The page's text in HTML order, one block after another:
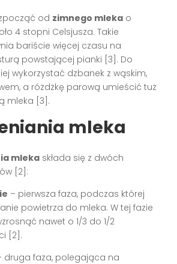
od zimnego mleka o
4 stopni Celsjusza. Takie
bariście więcej czasu na
powstającej pianki [3]. Do
wykorzystać dzbanek z wąskim,
a różdżkę parową umieścić tuż
mleka [3].
mleka
mleka składa się z dwóch
[2]:
– pierwsza faza, podczas której
powietrza do mleka. W tej fazie
nawet o 1/3 do 1/2
[2].
druga faza, polegająca na